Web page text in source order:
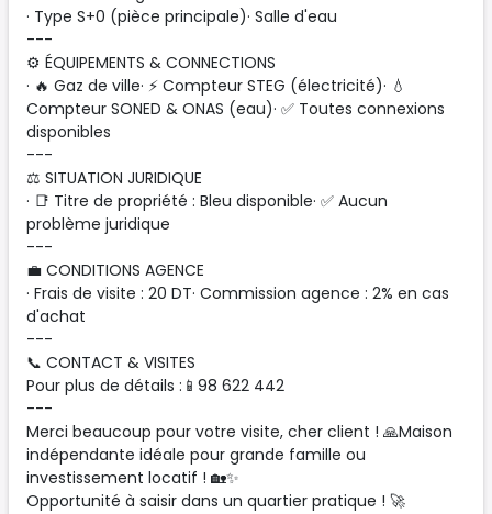
· Type S+0 (pièce principale)· Salle d'eau
---
⚙️ ÉQUIPEMENTS & CONNECTIONS
· 🔥 Gaz de ville· ⚡ Compteur STEG (électricité)· 💧
Compteur SONED & ONAS (eau)· ✅ Toutes connexions
disponibles
---
⚖️ SITUATION JURIDIQUE
· 📑 Titre de propriété : Bleu disponible· ✅ Aucun
problème juridique
---
💼 CONDITIONS AGENCE
· Frais de visite : 20 DT· Commission agence : 2% en cas
d'achat
---
📞 CONTACT & VISITES
Pour plus de détails :📱98 622 442
---
Merci beaucoup pour votre visite, cher client ! 🙏Maison
indépendante idéale pour grande famille ou
investissement locatif ! 🏡✨
Opportunité à saisir dans un quartier pratique ! 🚀